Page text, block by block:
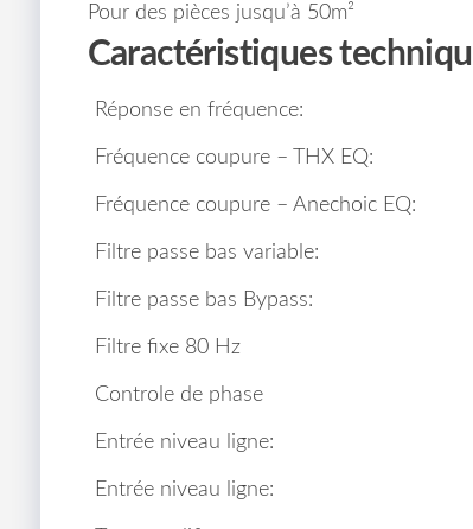
Pour des pièces jusqu’à 50m²
Caractéristiques
Réponse en fréquence:
Fréquence coupure – THX EQ:
Fréquence coupure – Anechoic EQ:
Filtre passe bas variable:
Filtre passe bas Bypass:
Filtre fixe 80 Hz
Controle de phase
Entrée niveau ligne:
Entrée niveau ligne: